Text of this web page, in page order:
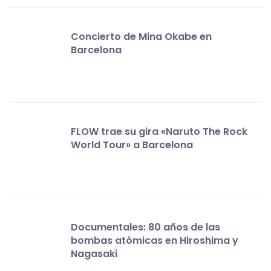
Concierto de Mina Okabe en
Barcelona
FLOW trae su gira «Naruto The Rock
World Tour» a Barcelona
Documentales: 80 años de las
bombas atómicas en Hiroshima y
Nagasaki